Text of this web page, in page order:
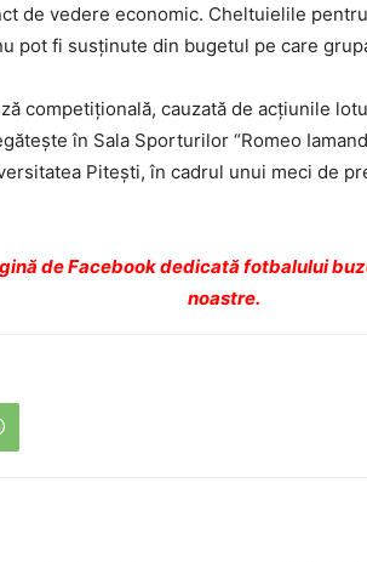
de vedere economic. Cheltuielile
pot fi susţinute din bugetul pe care
competiţională, cauzată de acţiunile
în Sala Sporturilor “Romeo
Piteşti, în cadrul unui meci de
de Facebook dedicată fotbalului
noastre.